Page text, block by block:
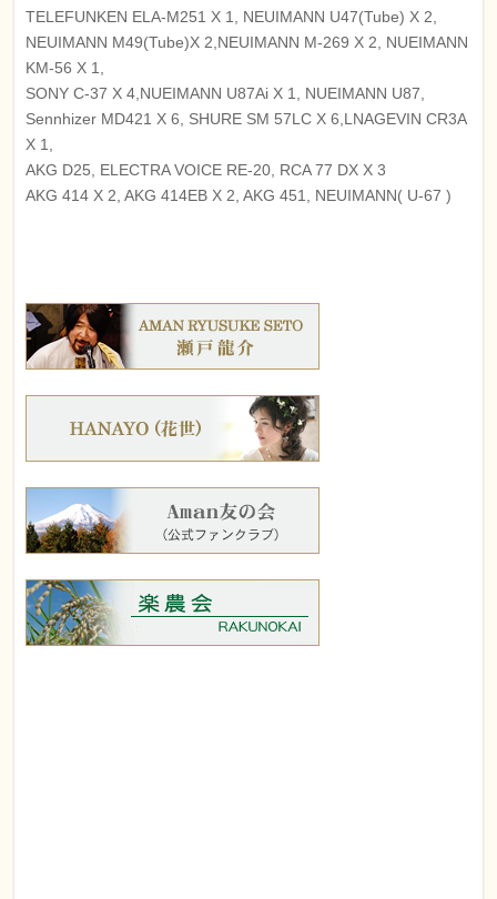
TELEFUNKEN ELA-M251 X 1, NEUIMANN U47(Tube) X 2,
NEUIMANN M49(Tube)X 2,NEUIMANN M-269 X 2, NUEIMANN
KM-56 X 1,
SONY C-37 X 4,NUEIMANN U87Ai X 1, NUEIMANN U87,
Sennhizer MD421 X 6, SHURE SM 57LC X 6,LNAGEVIN CR3A
X 1,
AKG D25, ELECTRA VOICE RE-20, RCA 77 DX X 3
AKG 414 X 2, AKG 414EB X 2, AKG 451, NEUIMANN( U-67 )